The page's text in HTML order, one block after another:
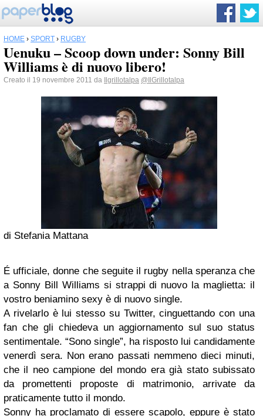
HOME › SPORT › RUGBY
Uenuku – Scoop down under: Sonny Bill
Williams è di nuovo libero!
Creato il 19 novembre 2011 da Ilgrillotalpa @IlGrillotalpa
di Stefania Mattana
É ufficiale, donne che seguite il rugby nella speranza che
a Sonny Bill Williams si strappi di nuovo la maglietta: il
vostro beniamino sexy è di nuovo single.
A rivelarlo è lui stesso su Twitter, cinguettando con una
fan che gli chiedeva un aggiornamento sul suo status
sentimentale. “Sono single”, ha risposto lui candidamente
venerdì sera. Non erano passati nemmeno dieci minuti,
che il neo campione del mondo era già stato subissato
da promettenti proposte di matrimonio, arrivate da
praticamente tutto il mondo.
Sonny ha proclamato di essere scapolo, eppure è stato